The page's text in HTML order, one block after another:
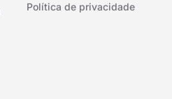
Política de privacidade